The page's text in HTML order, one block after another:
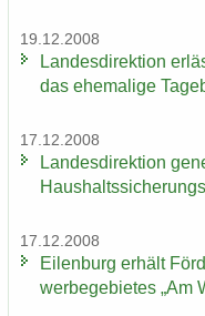
19.12.2008
Lan­des­di­rek­ti­on
das ehe­ma­li­ge
17.12.2008
Lan­des­di­rek­ti­on
17.12.2008
Ei­len­burg er­hält
wer­be­ge­bie­tes „Am